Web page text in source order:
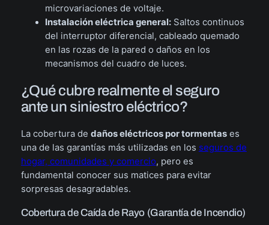
microvariaciones de voltaje.
Instalación eléctrica general:Saltos continuos
del interruptor diferencial, cableado quemado
en las rozas de la pared o daños en los
mecanismos del cuadro de luces.
¿Qué cubre realmente el seguro
ante un siniestro eléctrico?
La cobertura de daños eléctricos por tormentases
una de las garantías más utilizadas en los seguros de
hogar, comunidades y comercio, pero es
fundamental conocer sus matices para evitar
sorpresas desagradables.
Cobertura de Caída de Rayo (Garantía de Incendio)